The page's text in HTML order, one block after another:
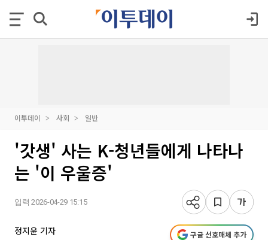
이투데이 사회 일반
'갓생' 사는 K-청년들에게 나타나
는 '이 우울증'
입력 2026-04-29 15:15
정지윤 기자 구글 선호매체 추가